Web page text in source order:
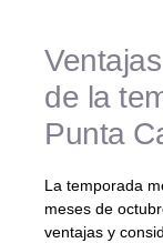
de la
Punta
La temporada
meses de
ventajas y